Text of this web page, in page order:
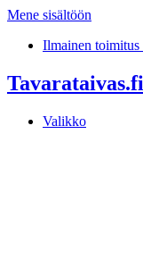
Mene sisältöön
Ilmainen toimitus
Tavarataivas.fi
Valikko